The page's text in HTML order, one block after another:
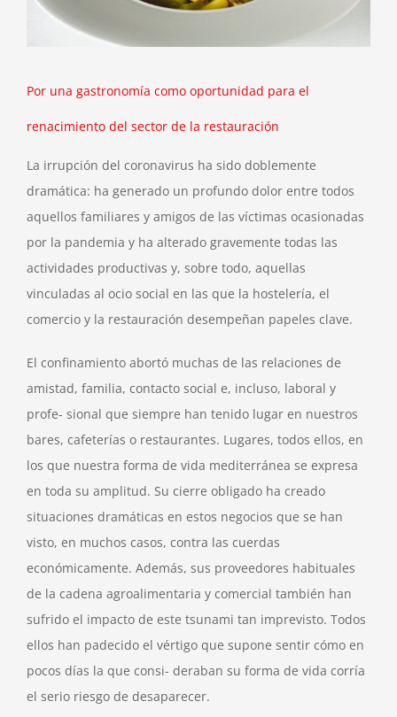
Por una gastronomía como oportunidad para el
renacimiento del sector de la restauración
La irrupción del coronavirus ha sido doblemente
dramática: ha generado un profundo dolor entre todos
aquellos familiares y amigos de las víctimas ocasionadas
por la pandemia y ha alterado gravemente todas las
actividades productivas y, sobre todo, aquellas
vinculadas al ocio social en las que la hostelería, el
comercio y la restauración desempeñan papeles clave.
El confinamiento abortó muchas de las relaciones de
amistad, familia, contacto social e, incluso, laboral y
profe- sional que siempre han tenido lugar en nuestros
bares, cafeterías o restaurantes. Lugares, todos ellos, en
los que nuestra forma de vida mediterránea se expresa
en toda su amplitud. Su cierre obligado ha creado
situaciones dramáticas en estos negocios que se han
visto, en muchos casos, contra las cuerdas
económicamente. Además, sus proveedores habituales
de la cadena agroalimentaria y comercial también han
sufrido el impacto de este tsunami tan imprevisto. Todos
ellos han padecido el vértigo que supone sentir cómo en
pocos días la que consi- deraban su forma de vida corría
el serio riesgo de desaparecer.